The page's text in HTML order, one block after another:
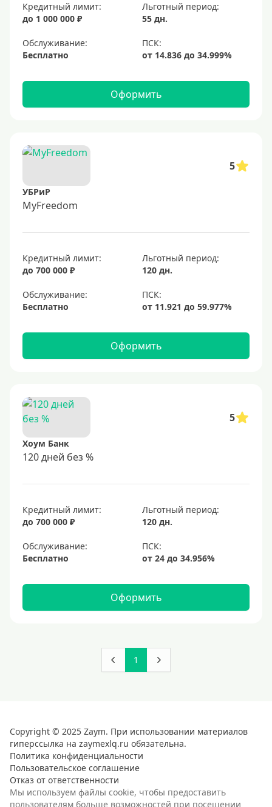
Кредитный лимит:
до 1 000 000 ₽
Льготный период:
55 дн.
Обслуживание:
Бесплатно
Оформить
5
УБРиР
MyFreedom
Кредитный лимит:
до 700 000 ₽
Льготный период:
120 дн.
Обслуживание:
Бесплатно
Оформить
5
Хоум Банк
120 дней без %
Кредитный лимит:
до 700 000 ₽
Льготный период:
120 дн.
Обслуживание:
Бесплатно
Оформить
1
Copyright © 2025 Zaym. При использовании материалов
гиперссылка на zaymexlq.ru обязательна.
Политика конфиденциальности
Пользовательское соглашение
Отказ от ответственности
Мы используем файлы cookie, чтобы предоставить
пользователям больше возможностей при посещении